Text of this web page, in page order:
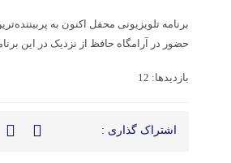
برنامه تلویزیونی محفل اکنون به
حضور در آرامگاه حافظ از نزدیک در این
بازدیدها: 12
اشتراک گذاری :